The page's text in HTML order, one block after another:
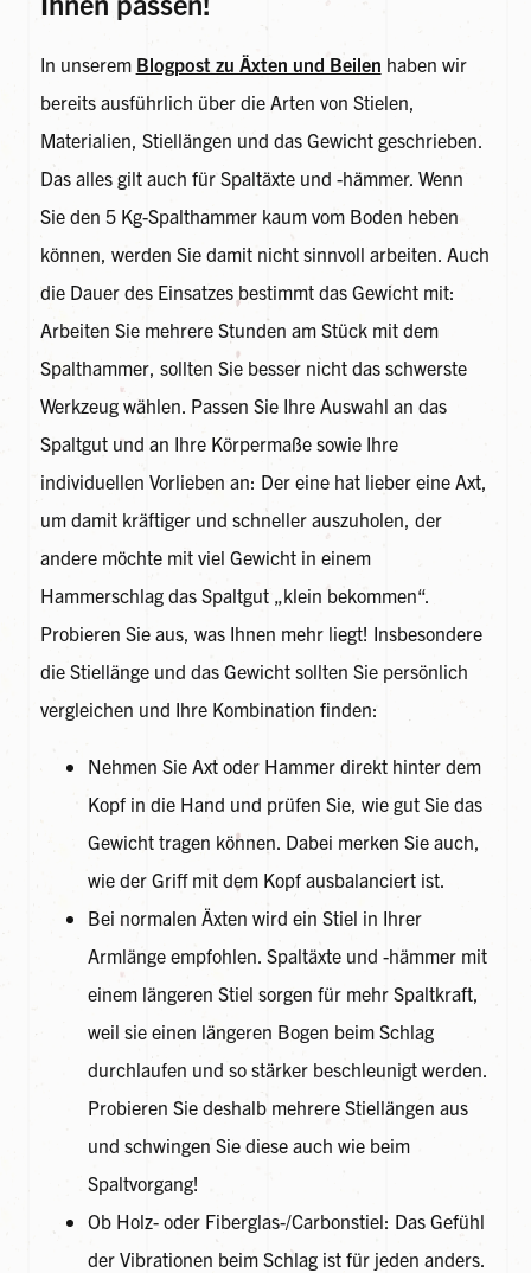
In unserem Blogpost zu Äxten und Beilen haben wir
bereits ausführlich über die Arten von Stielen,
Materialien, Stiellängen und das Gewicht geschrieben.
Das alles gilt auch für Spaltäxte und -hämmer. Wenn
Sie den 5 Kg-Spalthammer kaum vom Boden heben
können, werden Sie damit nicht sinnvoll arbeiten. Auch
die Dauer des Einsatzes bestimmt das Gewicht mit:
Arbeiten Sie mehrere Stunden am Stück mit dem
Spalthammer, sollten Sie besser nicht das schwerste
Werkzeug wählen. Passen Sie Ihre Auswahl an das
Spaltgut und an Ihre Körpermaße sowie Ihre
individuellen Vorlieben an: Der eine hat lieber eine Axt,
um damit kräftiger und schneller auszuholen, der
andere möchte mit viel Gewicht in einem
Hammerschlag das Spaltgut „klein bekommen“.
Probieren Sie aus, was Ihnen mehr liegt! Insbesondere
die Stiellänge und das Gewicht sollten Sie persönlich
vergleichen und Ihre Kombination finden:
Nehmen Sie Axt oder Hammer direkt hinter dem
Kopf in die Hand und prüfen Sie, wie gut Sie das
Gewicht tragen können. Dabei merken Sie auch,
wie der Griff mit dem Kopf ausbalanciert ist.
Bei normalen Äxten wird ein Stiel in Ihrer
Armlänge empfohlen. Spaltäxte und -hämmer mit
einem längeren Stiel sorgen für mehr Spaltkraft,
weil sie einen längeren Bogen beim Schlag
durchlaufen und so stärker beschleunigt werden.
Probieren Sie deshalb mehrere Stiellängen aus
und schwingen Sie diese auch wie beim
Spaltvorgang!
Ob Holz- oder Fiberglas-/Carbonstiel: Das Gefühl
der Vibrationen beim Schlag ist für jeden anders.